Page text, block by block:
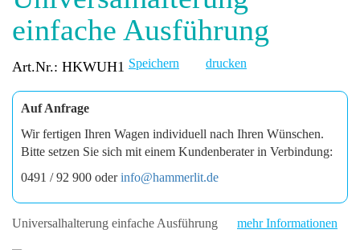
einfache Ausführung
Art.Nr.: HKWUH1 Speichern drucken
Auf Anfrage
Wir fertigen Ihren Wagen individuell nach Ihren Wünschen.
Bitte setzen Sie sich mit einem Kundenberater in Verbindung:
0491 / 92 900 oderinfo@hammerlit.de
Universalhalterung einfache Ausführung mehr Informationen